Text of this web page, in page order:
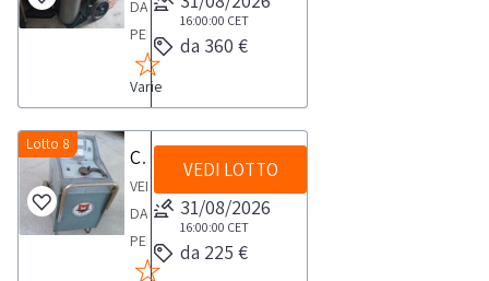
ambiente
sup
Exel
n.
1-
Igienizzante
ambiente
sup
DA
PERSONA
FISICACarrello
portabombole
completo
di
due
bombole
Varie
16:00:00 CET
da 360 €
Lotto 8
Carica batterie carrellato
VENDITA
DA
PERSONA
FISICACarica
VEDI LOTTO
31/08/2026
16:00:00 CET
da 225 €